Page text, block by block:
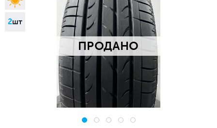
Все Все
ПОДОБРАТЬ
ПРОДАНО
2шт